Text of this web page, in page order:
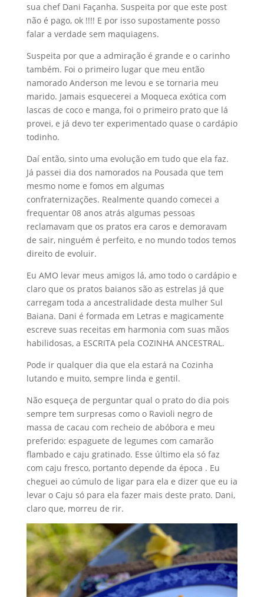
sua chef Dani Façanha. Suspeita por que este post
não é pago, ok !!!! E por isso supostamente posso
falar a verdade sem maquiagens.
Suspeita por que a admiração é grande e o carinho
também. Foi o primeiro lugar que meu então
namorado Anderson me levou e se tornaria meu
marido. Jamais esquecerei a Moqueca exótica com
lascas de coco e manga, foi o primeiro prato que lá
provei, e já devo ter experimentado quase o cardápio
todinho.
Daí então, sinto uma evolução em tudo que ela faz.
Já passei dia dos namorados na Pousada que tem
mesmo nome e fomos em algumas
confraternizações. Realmente quando comecei a
frequentar 08 anos atrás algumas pessoas
reclamavam que os pratos era caros e demoravam
de sair, ninguém é perfeito, e no mundo todos temos
direito de evoluir.
Eu AMO levar meus amigos lá, amo todo o cardápio e
claro que os pratos baianos são as estrelas já que
carregam toda a ancestralidade desta mulher Sul
Baiana. Dani é formada em Letras e magicamente
escreve suas receitas em harmonia com suas mãos
habilidosas, a ESCRITA pela COZINHA ANCESTRAL.
Pode ir qualquer dia que ela estará na Cozinha
lutando e muito, sempre linda e gentil.
Não esqueça de perguntar qual o prato do dia pois
sempre tem surpresas como o Ravioli negro de
massa de cacau com recheio de abóbora e meu
preferido: espaguete de legumes com camarão
flambado e caju gratinado. Esse último ela só faz
com caju fresco, portanto depende da época . Eu
cheguei ao cúmulo de ligar para ela e dizer que eu ia
levar o Caju só para ela fazer mais deste prato. Dani,
claro que, morreu de rir.